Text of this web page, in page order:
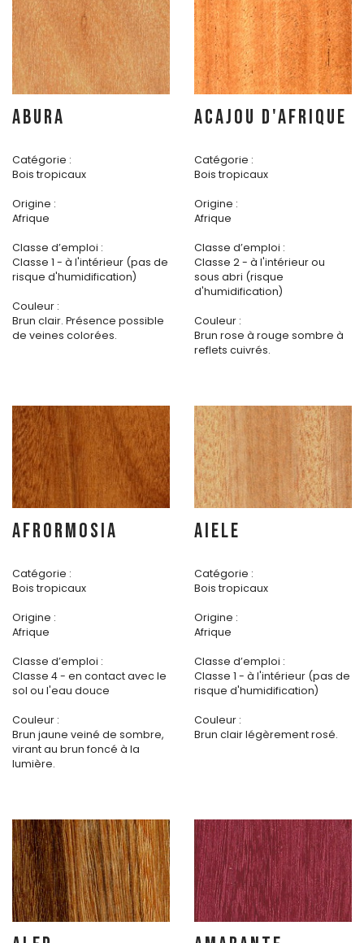
ABURA
Catégorie :
Bois tropicaux
Origine :
Afrique
Classe d’emploi :
Classe 1 - à l'intérieur (pas de
risque d'humidification)
Couleur :
Brun clair. Présence possible
de veines colorées.
ACAJOU D'AFRIQUE
Catégorie :
Bois tropicaux
Origine :
Afrique
Classe d’emploi :
Classe 2 - à l'intérieur ou
sous abri (risque
d'humidification)
Couleur :
Brun rose à rouge sombre à
reflets cuivrés.
AFRORMOSIA
Catégorie :
Bois tropicaux
Origine :
Afrique
Classe d’emploi :
Classe 4 - en contact avec le
sol ou l'eau douce
Couleur :
Brun jaune veiné de sombre,
virant au brun foncé à la
lumière.
AIELE
Catégorie :
Bois tropicaux
Origine :
Afrique
Classe d’emploi :
Classe 1 - à l'intérieur (pas de
risque d'humidification)
Couleur :
Brun clair légèrement rosé.